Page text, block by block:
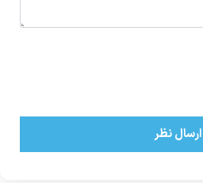
ارسال نظر